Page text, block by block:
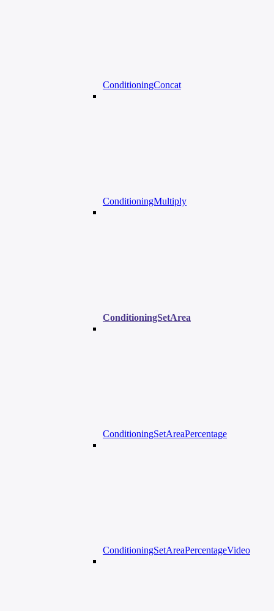
ConditioningConcat
ConditioningMultiply
ConditioningSetArea
ConditioningSetAreaPercentage
ConditioningSetAreaPercentageVideo